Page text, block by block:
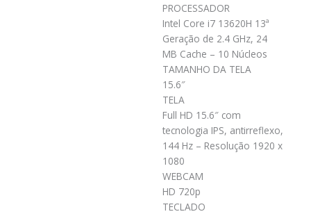
PROCESSADOR
Intel Core i7 13620H 13ª
Geração de 2.4 GHz, 24
MB Cache – 10 Núcleos
TAMANHO DA TELA
15.6″
TELA
Full HD 15.6″ com
tecnologia IPS, antirreflexo,
144 Hz – Resolução 1920 x
1080
WEBCAM
HD 720p
TECLADO